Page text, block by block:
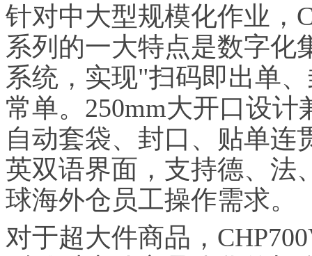
针对中大型规模化作业，
系列的一大特点是数字
系统，实现"扫码即出单
常单。250mm大开口设
自动套袋、封口、贴单连
英双语界面，支持德、法
球海外仓员工操作需求。
对于超大件商品，